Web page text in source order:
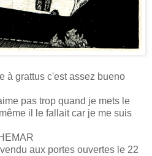
à grattus c'est assez bueno
pas trop quand je mets le
il le fallait car je me suis
aux portes ouvertes le 22